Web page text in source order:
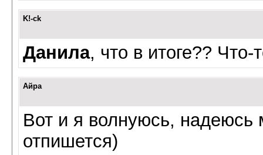
K!-ck
Данила, что в итоге?? Что-
Айра
Вот и я волнуюсь, надеюсь
отпишется)